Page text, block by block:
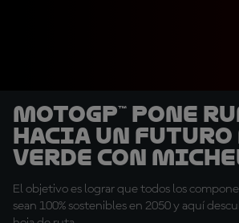
MotoGP™ pone
hacia un futuro
verde con
El objetivo es lograr que todos los
sean 100% sostenibles en 2050 y aquí